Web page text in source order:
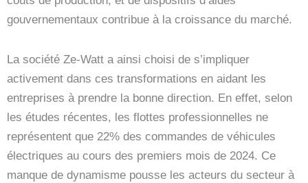
gouvernementaux contribue à la croissance du marché.
La société Ze-Watt a ainsi choisi de s’impliquer
activement dans ces transformations en aidant les
entreprises à prendre la bonne direction. En effet, selon
les études récentes, les flottes professionnelles ne
représentent que 22% des commandes de véhicules
électriques au cours des premiers mois de 2024. Ce
manque de dynamisme pousse les acteurs du secteur à